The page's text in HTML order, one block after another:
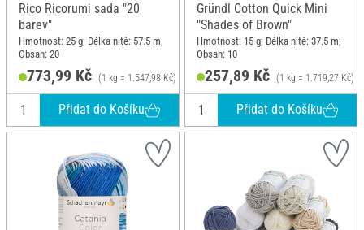
Rico Ricorumi sada "20
barev"
Hmotnost: 25 g; Délka nitě: 57.5 m;
Obsah: 20
773,99 Kč (1 kg = 1.547,98 Kč)
Přidat do Košíku
Gründl Cotton Quick Mini
"Shades of Brown"
Hmotnost: 15 g; Délka nitě: 37.5 m;
Obsah: 10
257,89 Kč (1 kg = 1.719,27 Kč)
Přidat do Košíku